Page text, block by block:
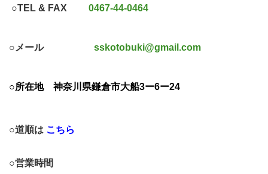
○TEL & FAX 0467-44-0464
○メール sskotobuki@gmail.com
○所在地神奈川県鎌倉市大船3ー6ー24
○道順は こちら
○営業時間